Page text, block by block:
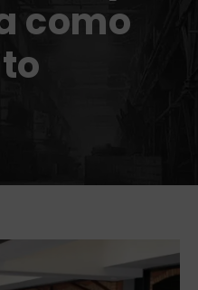
como